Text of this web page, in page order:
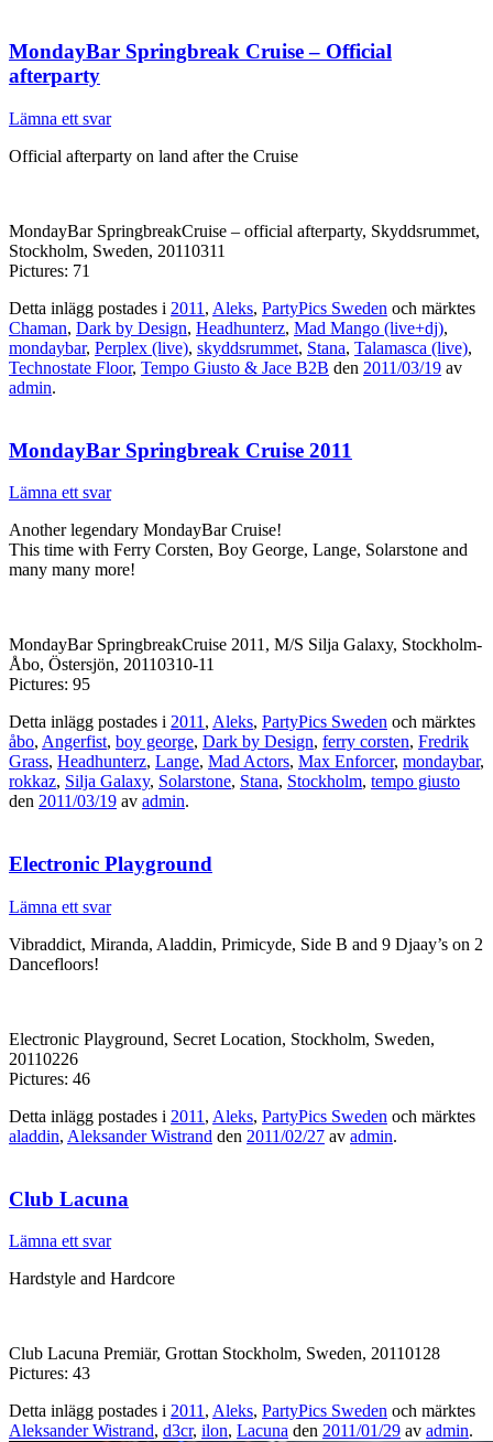
MondayBar Springbreak Cruise – Official
afterparty
Lämna ett svar
Official afterparty on land after the Cruise
MondayBar SpringbreakCruise – official afterparty, Skyddsrummet,
Stockholm, Sweden, 20110311
Pictures: 71
Detta inlägg postades i 2011 , Aleks, PartyPics Sweden och märktes
Chaman, Dark by Design, Headhunterz, Mad Mango (live+dj),
mondaybar, Perplex (live), skyddsrummet, Stana, Talamasca (live),
Technostate Floor, Tempo Giusto & Jace B2B den 2011/03/19 av
admin.
MondayBar Springbreak Cruise 2011
Lämna ett svar
Another legendary MondayBar Cruise!
This time with Ferry Corsten, Boy George, Lange, Solarstone and
many many more!
MondayBar SpringbreakCruise 2011, M/S Silja Galaxy, Stockholm-
Åbo, Östersjön, 20110310-11
Pictures: 95
Detta inlägg postades i 2011 , Aleks, PartyPics Sweden och märktes
åbo, Angerfist, boy george, Dark by Design, ferry corsten, Fredrik
Grass, Headhunterz, Lange, Mad Actors, Max Enforcer, mondaybar,
rokkaz, Silja Galaxy, Solarstone, Stana, Stockholm, tempo giusto
den 2011/03/19 av admin.
Electronic Playground
Lämna ett svar
Vibraddict, Miranda, Aladdin, Primicyde, Side B and 9 Djaay’s on 2
Dancefloors!
Electronic Playground, Secret Location, Stockholm, Sweden,
20110226
Pictures: 46
Detta inlägg postades i 2011 , Aleks, PartyPics Sweden och märktes
aladdin, Aleksander Wistrand den 2011/02/27 av admin.
Club Lacuna
Lämna ett svar
Hardstyle and Hardcore
Club Lacuna Premiär, Grottan Stockholm, Sweden, 20110128
Pictures: 43
Detta inlägg postades i 2011 , Aleks, PartyPics Sweden och märktes
Aleksander Wistrand, d3cr, ilon, Lacuna den 2011/01/29 av admin.